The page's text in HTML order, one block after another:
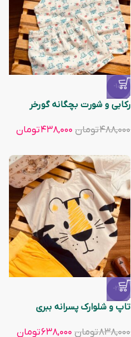
-10%
رکابی و شورت بچگانه گورخر
۴۸۸,۰۰۰تومان ۴۳۸,۰۰۰تومان
-24%
تاپ و شلوارک پسرانه ببری
۸۳۸,۰۰۰تومان ۶۳۸,۰۰۰تومان